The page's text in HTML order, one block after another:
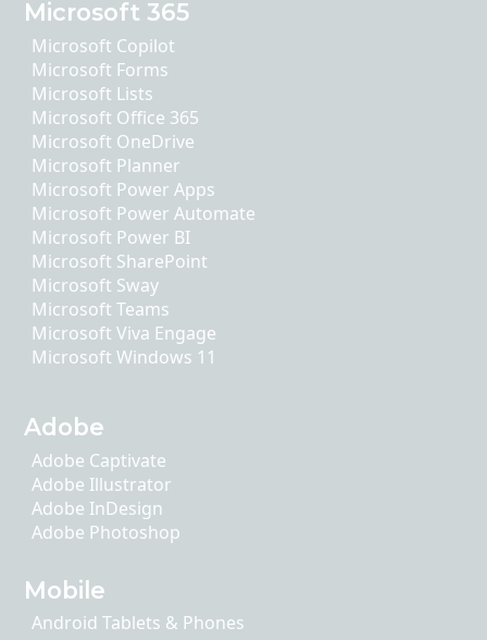
Microsoft 365
Microsoft Copilot
Microsoft Forms
Microsoft Lists
Microsoft Office 365
Microsoft OneDrive
Microsoft Planner
Microsoft Power Apps
Microsoft Power Automate
Microsoft Power BI
Microsoft SharePoint
Microsoft Sway
Microsoft Teams
Microsoft Viva Engage
Microsoft Windows 11
Adobe
Adobe Captivate
Adobe Illustrator
Adobe InDesign
Adobe Photoshop
Mobile
Android Tablets & Phones